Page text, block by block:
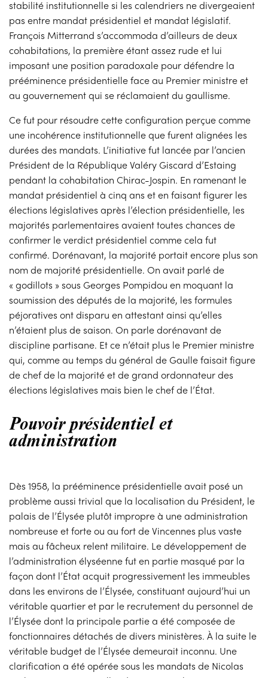
stabilité institutionnelle si les calendriers ne divergeaient
pas entre mandat présidentiel et mandat législatif.
François Mitterrand s’accommoda d’ailleurs de deux
cohabitations, la première étant assez rude et lui
imposant une position paradoxale pour défendre la
prééminence présidentielle face au Premier ministre et
au gouvernement qui se réclamaient du gaullisme.
Ce fut pour résoudre cette configuration perçue comme
une incohérence institutionnelle que furent alignées les
durées des mandats. L’initiative fut lancée par l’ancien
Président de la République Valéry Giscard d’Estaing
pendant la cohabitation Chirac-Jospin. En ramenant le
mandat présidentiel à cinq ans et en faisant figurer les
élections législatives après l’élection présidentielle, les
majorités parlementaires avaient toutes chances de
confirmer le verdict présidentiel comme cela fut
confirmé. Dorénavant, la majorité portait encore plus son
nom de majorité présidentielle. On avait parlé de
« godillots » sous Georges Pompidou en moquant la
soumission des députés de la majorité, les formules
péjoratives ont disparu en attestant ainsi qu’elles
n’étaient plus de saison. On parle dorénavant de
discipline partisane. Et ce n’était plus le Premier ministre
qui, comme au temps du général de Gaulle faisait figure
de chef de la majorité et de grand ordonnateur des
élections législatives mais bien le chef de l’État.
Pouvoir présidentiel et
administration
Dès 1958, la prééminence présidentielle avait posé un
problème aussi trivial que la localisation du Président, le
palais de l’Élysée plutôt impropre à une administration
nombreuse et forte ou au fort de Vincennes plus vaste
mais au fâcheux relent militaire. Le développement de
l’administration élyséenne fut en partie masqué par la
façon dont l’État acquit progressivement les immeubles
dans les environs de l’Élysée, constituant aujourd’hui un
véritable quartier et par le recrutement du personnel de
l’Élysée dont la principale partie a été composée de
fonctionnaires détachés de divers ministères. À la suite le
véritable budget de l’Élysée demeurait inconnu. Une
clarification a été opérée sous les mandats de Nicolas